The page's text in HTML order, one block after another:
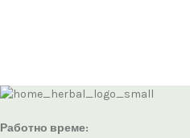
Работно време: